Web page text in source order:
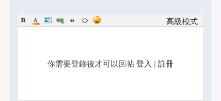
高級模式
你需要登錄後才可以回帖登入 | 註冊